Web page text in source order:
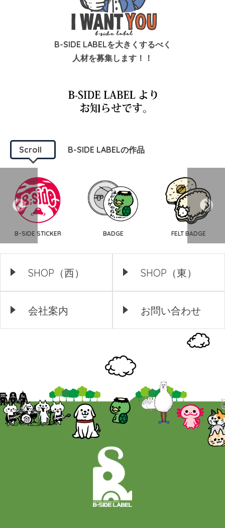
B-SIDE LABELを大きくするべく
人材を募集します！！
Scroll B-SIDE LABELの作品
B-SIDE STICKER BADGE FELT BADGE
SHOP（西） SHOP（東）
会社案内 お問い合わせ